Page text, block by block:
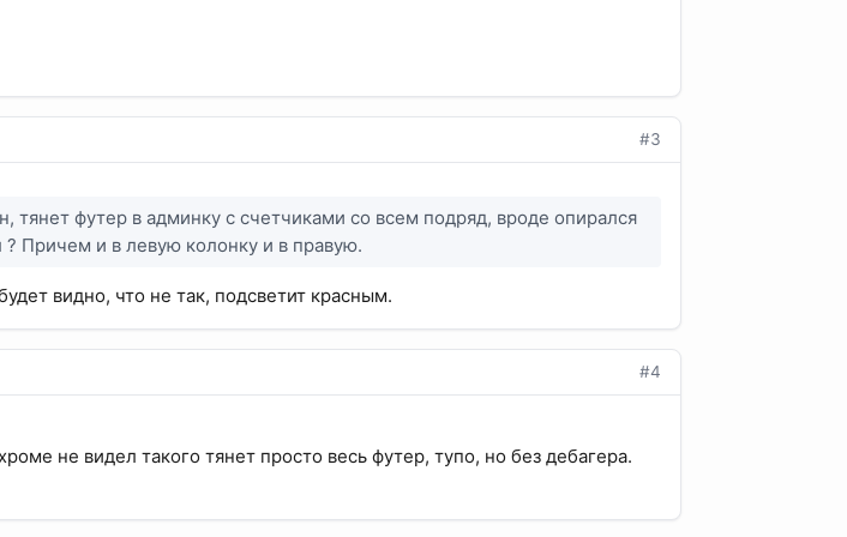
#3
тянет футер в админку с счетчиками со всем подряд, вроде опирался
Причем и в левую колонку и в правую.
видно, что не так, подсветит красным.
#4
не видел такого тянет просто весь футер, тупо, но без дебагера.